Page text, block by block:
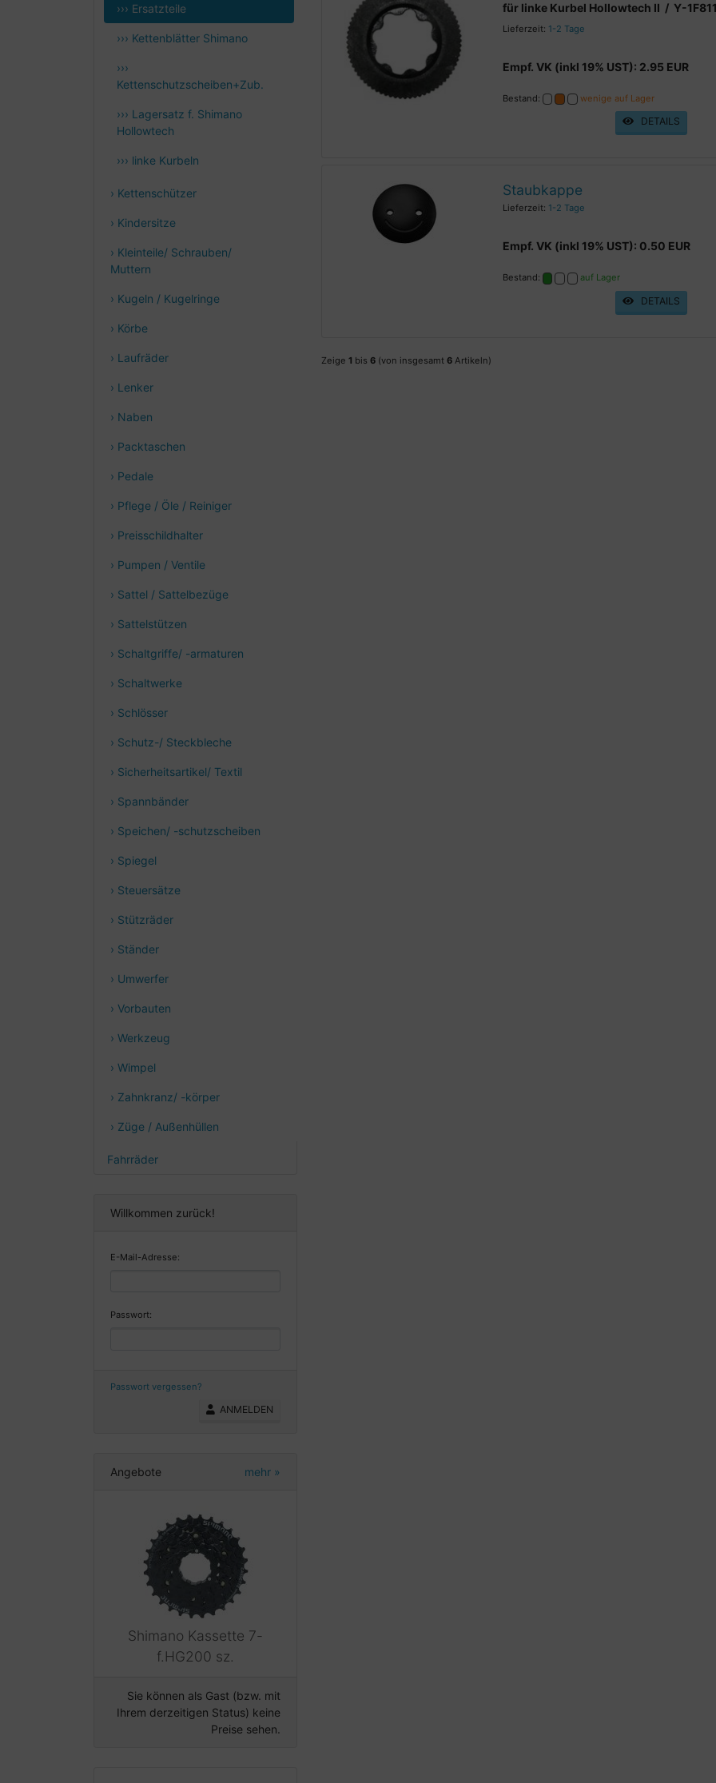
››› Ersatzteile
››› Kettenblätter Shimano
›››
Kettenschutzscheiben+Zub.
››› Lagersatz f. Shimano
Hollowtech
››› linke Kurbeln
› Kettenschützer
› Kindersitze
› Kleinteile/ Schrauben/
Muttern
› Kugeln / Kugelringe
› Körbe
› Laufräder
› Lenker
› Naben
› Packtaschen
› Pedale
› Pflege / Öle / Reiniger
› Preisschildhalter
› Pumpen / Ventile
› Sattel / Sattelbezüge
› Sattelstützen
› Schaltgriffe/ -armaturen
› Schaltwerke
› Schlösser
› Schutz-/ Steckbleche
› Sicherheitsartikel/ Textil
› Spannbänder
› Speichen/ -schutzscheiben
› Spiegel
› Steuersätze
› Stützräder
› Ständer
› Umwerfer
› Vorbauten
› Werkzeug
› Wimpel
› Zahnkranz/ -körper
› Züge / Außenhüllen
Fahrräder
Willkommen zurück!
E-Mail-Adresse:
Passwort:
Passwort vergessen?
ANMELDEN
Angebote mehr »
Shimano Kassette 7-
f.HG200 sz.
Sie können als Gast (bzw. mit
Ihrem derzeitigen Status) keine
Preise sehen.
für linke Kurbel Hollowtech II / Y-
Lieferzeit: 1-2 Tage
Empf. VK (inkl 19% UST): 2.95 EUR
Bestand: wenige auf Lager
DETAILS
Staubkappe
Lieferzeit: 1-2 Tage
Empf. VK (inkl 19% UST): 0.50 EUR
Bestand: auf Lager
DETAILS
Zeige 1 bis 6 (von insgesamt 6 Artikeln)